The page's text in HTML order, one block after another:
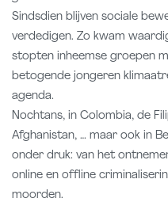
Sindsdien blijven sociale
verdedigen. Zo kwam
stopten inheemse groepen
betogende jongeren
agenda.
Nochtans, in Colombia, de
Afghanistan, … maar ook in
onder druk: van het
online en offline
moorden.